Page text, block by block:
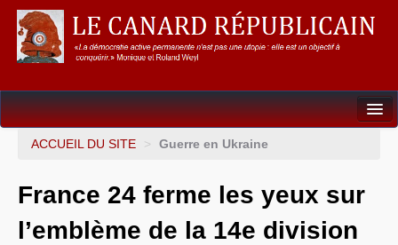
Dossiers
ACCUEIL DU SITE > Guerre en Ukraine
France 24 ferme les yeux sur
l’emblème de la 14e division